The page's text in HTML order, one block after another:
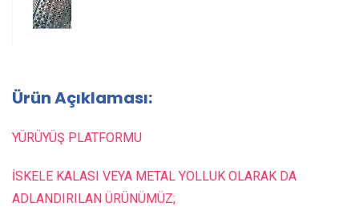
Ürün Açıklaması:
YÜRÜYÜŞ PLATFORMU
İSKELE KALASI VEYA METAL YOLLUK OLARAK DA
ADLANDIRILAN ÜRÜNÜMÜZ;